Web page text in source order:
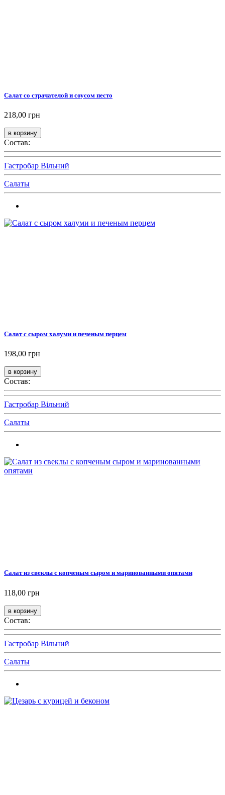
Салат со страчателой и соусом песто
218,00 грн
Состав:
Гастробар Вільний
Салаты
Салат с сыром халуми и печеным перцем
198,00 грн
Состав:
Гастробар Вільний
Салаты
Салат из свеклы с копченым сыром и маринованными опятами
118,00 грн
Состав:
Гастробар Вільний
Салаты